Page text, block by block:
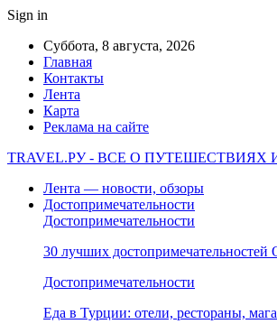
Sign in
Суббота, 8 августа, 2026
Главная
Контакты
Лента
Карта
Реклама на сайте
TRAVEL.РУ - ВСЕ О ПУТЕШЕСТВИЯХ
Лента — новости, обзоры
Достопримечательности
Достопримечательности
30 лучших
Достопримечательности
Еда в Турции: отели, рестораны,